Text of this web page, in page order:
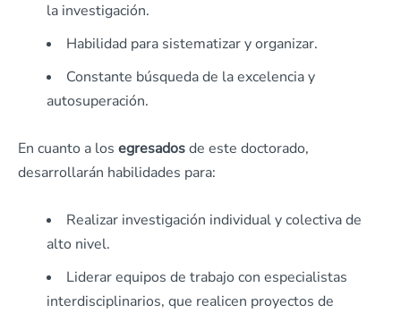
la investigación.
Habilidad para sistematizar y organizar.
Constante búsqueda de la excelencia y
autosuperación.
En cuanto a los egresadosde este doctorado,
desarrollarán habilidades para:
Realizar investigación individual y colectiva de
alto nivel.
Liderar equipos de trabajo con especialistas
interdisciplinarios, que realicen proyectos de